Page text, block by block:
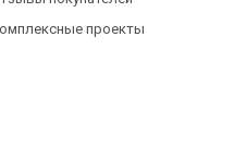
проекты